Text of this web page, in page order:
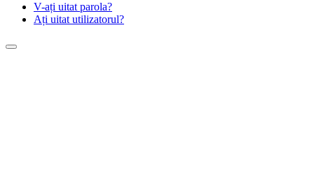
V-ați uitat parola?
Ați uitat utilizatorul?